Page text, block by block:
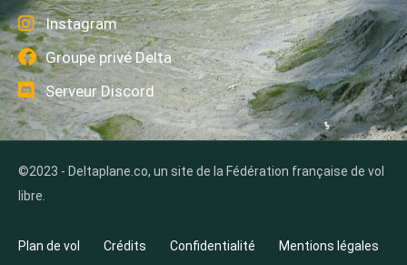
Instagram
Groupe privé Delta
Serveur Discord
©2023 - Deltaplane.co, un site de la Fédération française de vol
libre.
Plan de vol Crédits Confidentialité Mentions légales